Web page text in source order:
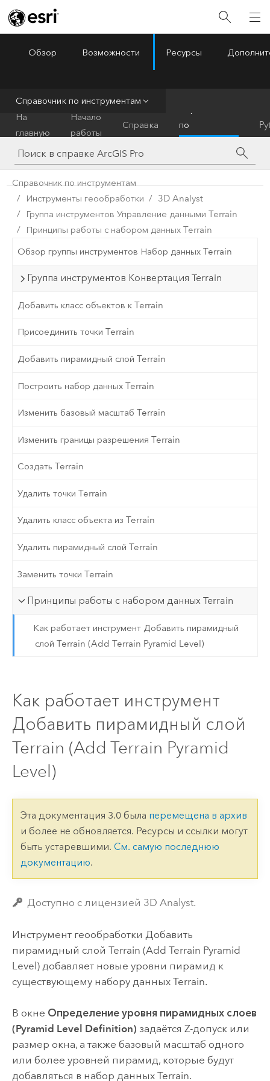
ArcGIS Pro
Обзор Возможности Ресурсы
Справочник по инструментам
На
главную
Начало
работы
Справка
по
инструментам
Справочник по инструментам
Инструменты геообработки
3D Analyst
Группа инструментов Управление данными Terrain
Принципы работы с набором данных Terrain
Обзор группы инструментов Набор данных Terrain
Группа инструментов Конвертация Terrain
Добавить класс объектов к Terrain
Присоединить точки Terrain
Добавить пирамидный слой Terrain
Построить набор данных Terrain
Изменить базовый масштаб Terrain
Изменить границы разрешения Terrain
Создать Terrain
Удалить точки Terrain
Удалить класс объекта из Terrain
Удалить пирамидный слой Terrain
Заменить точки Terrain
Принципы работы с набором данных Terrain
Как работает инструмент Добавить пирамидный
слой Terrain (Add Terrain Pyramid Level)
Как работает инструмент
Добавить пирамидный слой
Terrain (Add Terrain Pyramid
Level)
Эта документация 3.0 была перемещена в архив
и более не обновляется. Ресурсы и ссылки могут
быть устаревшими. См. самую последнюю
документацию.
Доступно с лицензией 3D Analyst.
Инструмент геообработки Добавить
пирамидный слой Terrain (Add Terrain Pyramid
Level)добавляет новые уровни пирамид к
существующему набору данных Terrain.
В окне Определение уровня пирамидных слоев
(Pyramid Level Definition) задаётся Z-допуск или
размер окна, а также базовый масштаб одного
или более уровней пирамид, которые будут
добавляться в набор данных Terrain.